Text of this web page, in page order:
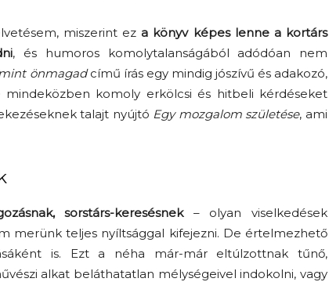
miszerint ez a könyv képes lenne a kortárs
, és humoros komolytalanságából adódóan nem
önmagadcímű írás egy mindig jószívű és adakozó,
komoly erkölcsi és hitbeli kérdéseket
talajt nyújtó Egy mozgalom születése, ami
sorstárs-keresésnek– olyan viselkedések
merünk teljes nyíltsággal kifejezni. De értelmezhető
is. Ezt a néha már-már eltúlzottnak tűnő,
alkat beláthatatlan mélységeivel indokolni, vagy